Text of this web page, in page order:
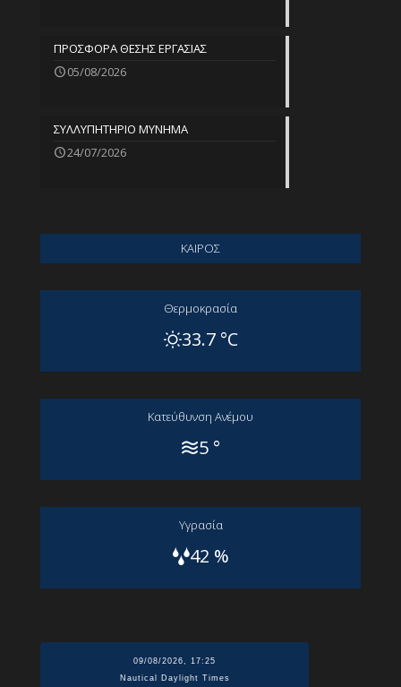
ΠΡΟΣΦΟΡΑ ΘΕΣΗΣ ΕΡΓΑΣΙΑΣ
05/08/2026
ΣΥΛΛΥΠΗΤΗΡΙΟ ΜΥΝΗΜΑ
24/07/2026
ΚΑΙΡΟΣ
Θερμοκρασία
33.7 °C
Kατεύθυνση Aνέμου
5 °
Yγρασία
42 %
09/08/2026, 17:25
Nautical Daylight Times